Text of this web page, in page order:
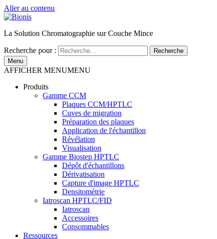
Aller au contenu
La Solution Chromatographie sur Couche Mince
Recherche pour :
Recherche
Menu
AFFICHER MENUMENU
Produits
Gamme CCM
Plaques CCM/HPTLC
Cuves de migration
Préparation des plaques
Application de l'échantillon
Révélation
Visualisation
Gamme Biostep HPTLC
Dépôt d'échantillons
Dérivatisation
Capture d'image HPTLC
Densitométrie
Iatroscan HPTLC/FID
Iatroscan
Accessoires
Consommables
Ressources